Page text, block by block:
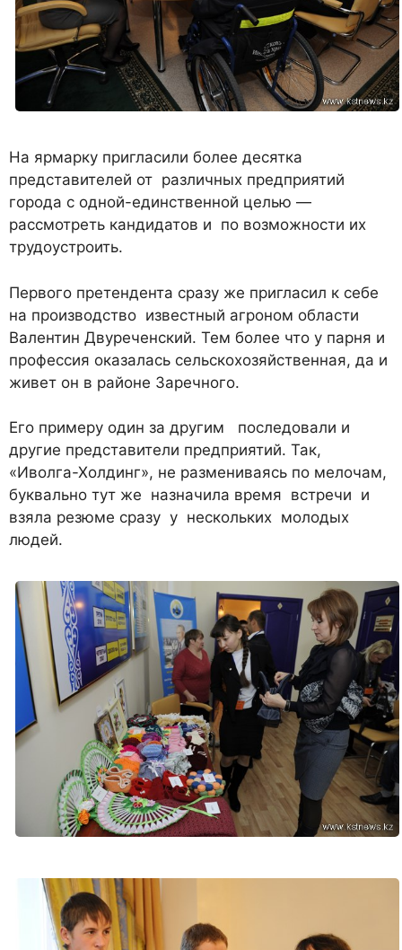
На ярмарку пригласили более десятка
представителей от различных предприятий
города с одной-единственной целью —
рассмотреть кандидатов и по возможности их
трудоустроить.
Первого претендента сразу же пригласил к себе
на производство известный агроном области
Валентин Двуреченский. Тем более что у парня и
профессия оказалась сельскохозяйственная, да и
живет он в районе Заречного.
Его примеру один за другим последовали и
другие представители предприятий. Так,
«Иволга-Холдинг», не размениваясь по мелочам,
буквально тут же назначила время встречи и
взяла резюме сразу у нескольких молодых
людей.